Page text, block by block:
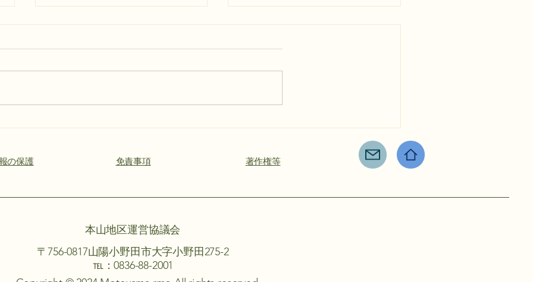
の保護 ​免責事項 著作権等
本山地区運営協議会
〒756-0817山陽小野田市大字小野田275-2
℡：0836-88-2001